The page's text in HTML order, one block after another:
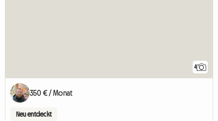
4
350 € / Monat
Neu entdeckt